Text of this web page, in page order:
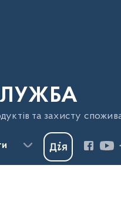
та захисту